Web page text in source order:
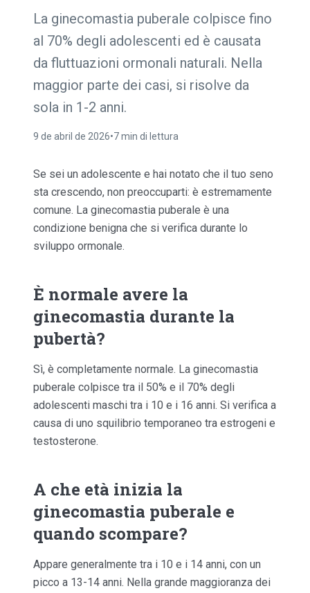
La ginecomastia puberale colpisce fino
al 70% degli adolescenti ed è causata
da fluttuazioni ormonali naturali. Nella
maggior parte dei casi, si risolve da
sola in 1-2 anni.
9 de abril de 2026•7 min di lettura
Se sei un adolescente e hai notato che il tuo seno
sta crescendo, non preoccuparti: è estremamente
comune. La ginecomastia puberale è una
condizione benigna che si verifica durante lo
sviluppo ormonale.
È normale avere la
ginecomastia durante la
pubertà?
Sì, è completamente normale. La ginecomastia
puberale colpisce tra il 50% e il 70% degli
adolescenti maschi tra i 10 e i 16 anni. Si verifica a
causa di uno squilibrio temporaneo tra estrogeni e
testosterone.
A che età inizia la
ginecomastia puberale e
quando scompare?
Appare generalmente tra i 10 e i 14 anni, con un
picco a 13-14 anni. Nella grande maggioranza dei